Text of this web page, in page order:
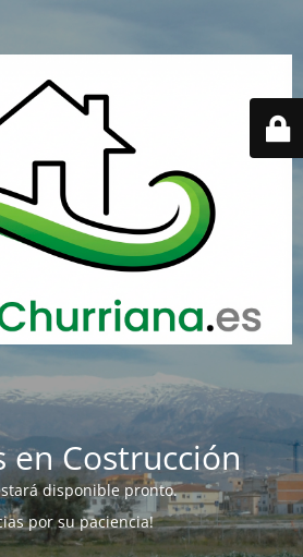
en Costrucción
disponible pronto.
por su paciencia!